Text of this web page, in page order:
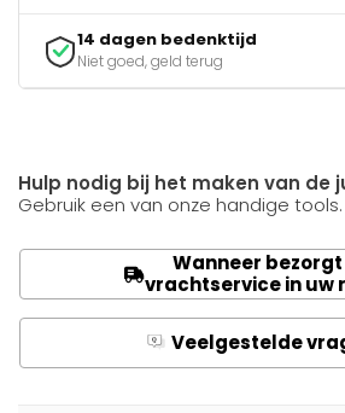
14 dagen bedenktijd
Niet goed, geld terug
Hulp nodig bij het maken van de
Gebruik een van onze handige tools.
Wanneer
vrachtservice in uw
Q Veelgestelde